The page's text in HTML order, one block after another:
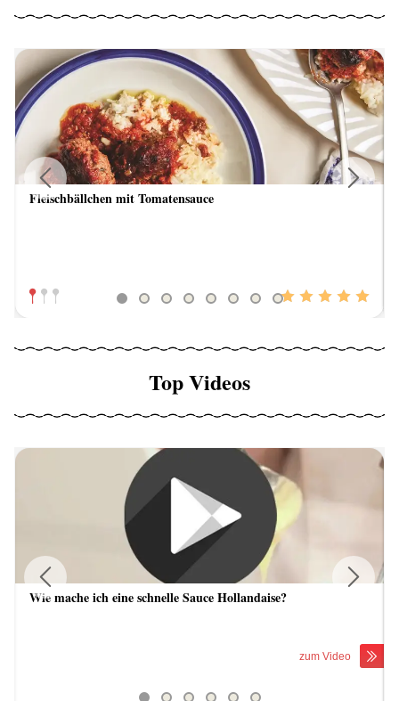
Fleischbällchen mit Tomatensauce
Previous
Top Videos
Wie mache ich eine schnelle Sauce Hollandaise?
zum Video
Previous